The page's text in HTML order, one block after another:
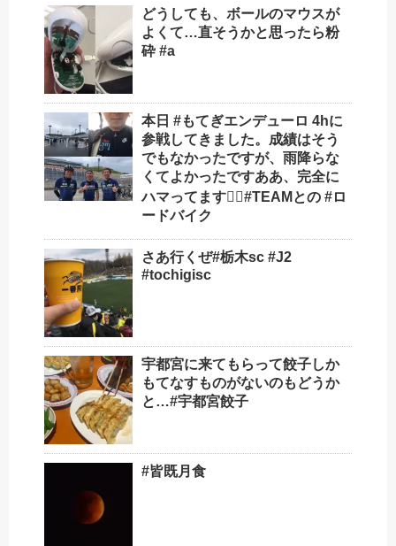
どうしても、ボールのマウスが
よくて…直そうかと思ったら粉
砕 #a
本日 #もてぎエンデューロ 4hに
参戦してきました。成績はそう
でもなかったですが、雨降らな
くてよかったですああ、完全に
ハマってます🚴‍♂️#TEAMとの #ロ
ードバイク
さあ️行くぜ️#栃木sc #J2
#tochigisc
宇都宮に来てもらって餃子しか
もてなすものがないのもどうか
と…#宇都宮餃子
#皆既月食